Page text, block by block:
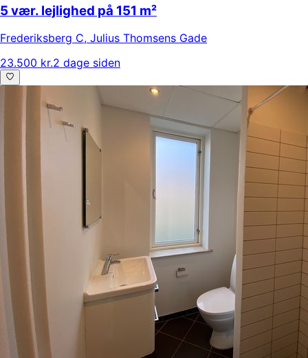
5 vær. lejlighed på 151 m²
Frederiksberg C, Julius Thomsens Gade
23.500 kr.2 dage siden